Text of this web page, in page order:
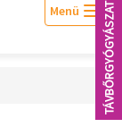
TÁVBŐRGYÓGYÁSZAT